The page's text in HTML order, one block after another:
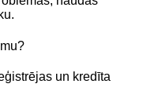
un kredīta